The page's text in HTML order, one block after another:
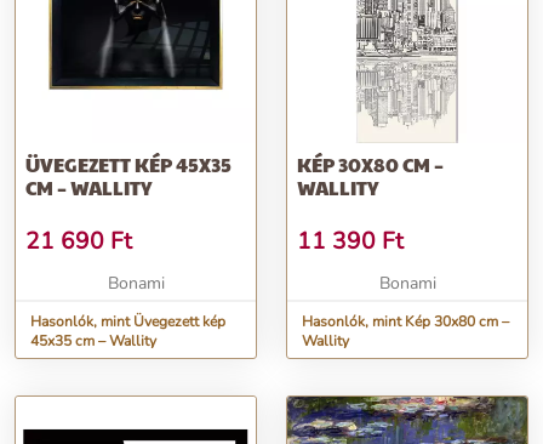
ÜVEGEZETT KÉP 45X35
CM – WALLITY
21 690 Ft
Bonami
Hasonlók, mint Üvegezett kép
45x35 cm – Wallity
KÉP 30X80 CM –
WALLITY
11 390 Ft
Bonami
Hasonlók, mint Kép 30x80 cm –
Wallity